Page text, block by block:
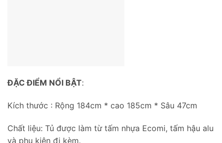
ĐẶC ĐIỂM NỔI BẬT:
Kích thước : Rộng 184cm * cao 185cm * Sâu 47cm
Chất liệu: Tủ được làm từ tấm nhựa Ecomi, tấm hậu alu
và phụ kiện đi kèm.